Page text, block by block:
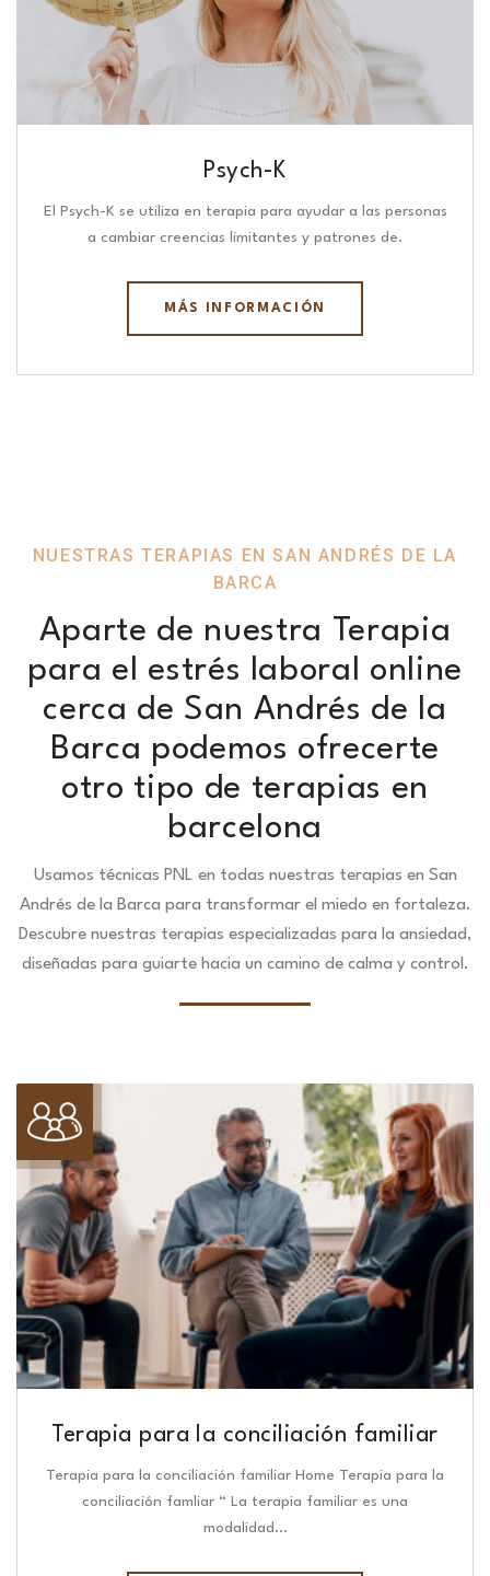
Psych-K
El Psych-K se utiliza en terapia para ayudar a las personas
a cambiar creencias limitantes y patrones de.
MÁS INFORMACIÓN
NUESTRAS TERAPIAS EN SAN ANDRÉS DE LA
BARCA
Aparte de nuestra Terapia
para el estrés laboral online
cerca de San Andrés de la
Barca podemos ofrecerte
otro tipo de terapias en
barcelona
Usamos técnicas PNL en todas nuestras terapias en San
Andrés de la Barca para transformar el miedo en fortaleza.
Descubre nuestras terapias especializadas para la ansiedad,
diseñadas para guiarte hacia un camino de calma y control.
Terapia para la conciliación familiar
Terapia para la conciliación familiar Home Terapia para la
conciliación famliar “ La terapia familiar es una
modalidad…